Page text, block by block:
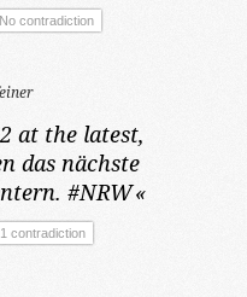
No contradiction
at the latest,
das nächste
#NRW«
1 contradiction